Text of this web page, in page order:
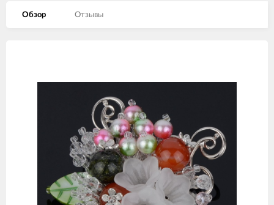
Обзор Отзывы